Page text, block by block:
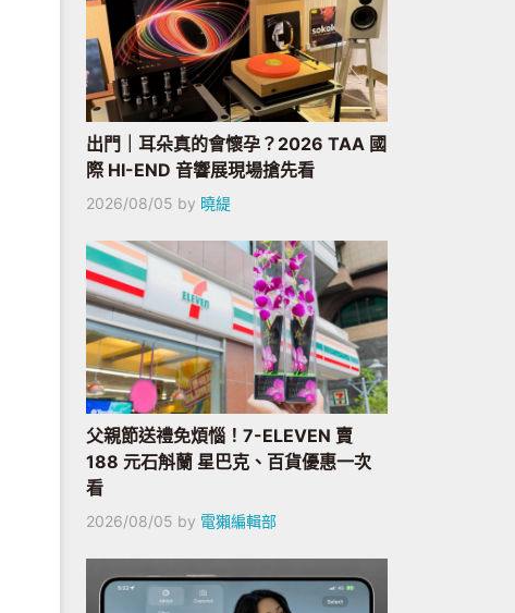
出門｜耳朵真的會懷孕？2026 TAA 國
際 HI-END 音響展現場搶先看
2026/08/05 by 曉緹
父親節送禮免煩惱！7-ELEVEN 賣
188 元石斛蘭 星巴克、百貨優惠一次
看
2026/08/05 by 電獺編輯部